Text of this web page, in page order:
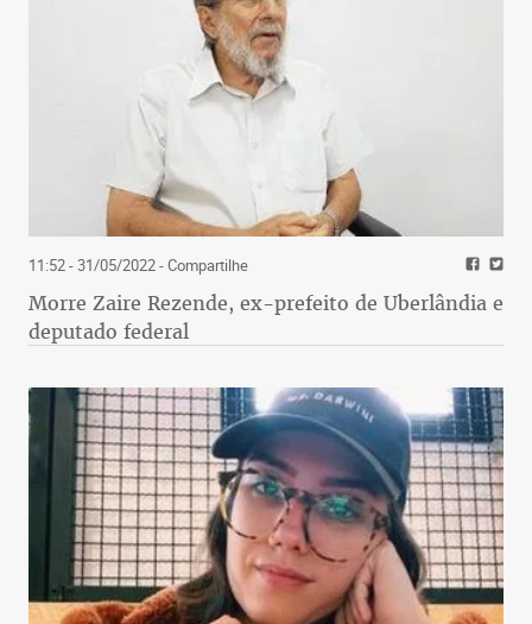
11:52 - 31/05/2022- Compartilhe
Morre Zaire Rezende, ex-prefeito de Uberlândia e
deputado federal